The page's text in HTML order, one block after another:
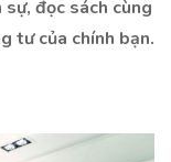
đọc sách cùng
tư của chính bạn.